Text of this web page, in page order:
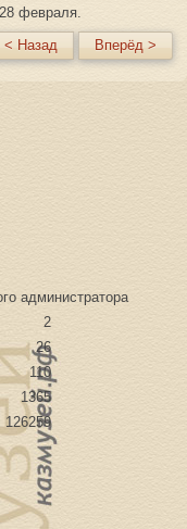
февраля.
< Назад
Вперёд >
администратора
2
26
110
1365
126259